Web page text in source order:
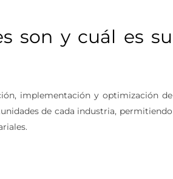
son y cuál es su
implementación y optimización de
de cada industria, permitiendo